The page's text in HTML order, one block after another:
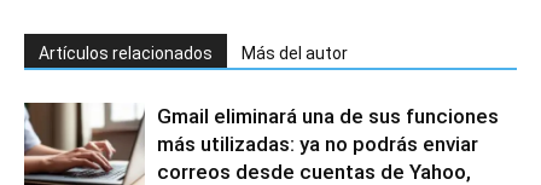
Artículos relacionados Más del autor
Gmail eliminará una de sus funciones
más utilizadas: ya no podrás enviar
correos desde cuentas de Yahoo,